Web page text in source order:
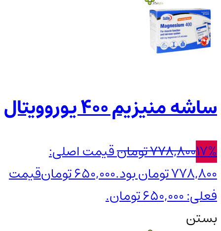
ساشه منیزیم 400 یوروویتال
17%
778,800تومانقیمت اصلی:
778,800 تومان بود.
650,000تومانقیمت
فعلی: 650,000 تومان.
بستن